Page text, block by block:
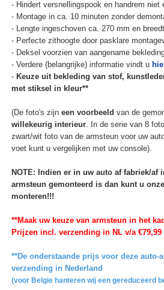
- Hindert versnellingspook en handrem niet
- Montage in ca. 10 minuten zonder
- Lengte ingeschoven ca. 270 mm en
- Perfecte zithoogte door pasklare
- Deksel voorzien van aangename
- Verdere (belangrijke) informatie vindt u
- Keuze uit bekleding van stof,
met stiksel in kleur**
(De foto's zijn een voorbeeld van de
willekeurig interieur. In de serie van 8
zwart/wit foto van de armsteun voor uw
voet kunt u vergelijken met uw console).
NOTE: Indien er in uw auto af fabriek/af
armsteun gemonteerd is dan kunt u
monteren!!!
**Maak uw keuze van armsteun in het
Prijzen incl. verzending in NL v/a
**De onderstaande prijs voor deze
verzending in Nederland
(voor Belgie hanteren wij een gereduceerd